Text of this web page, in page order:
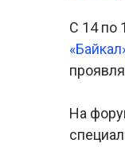
С 14 по
На